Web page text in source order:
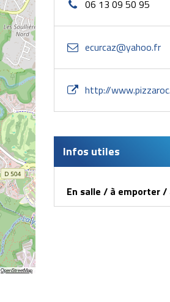
OpenStreetMap
06 13 09 50 95
ecurcaz@yahoo.fr
http://
Infos utiles
En salle / à emporter /